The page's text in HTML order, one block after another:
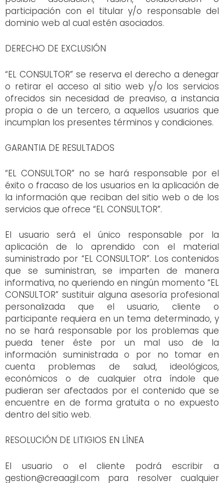
participación con el titular y/o responsable del
dominio web al cual estén asociados.
DERECHO DE EXCLUSIÓN
“EL CONSULTOR” se reserva el derecho a denegar
o retirar el acceso al sitio web y/o los servicios
ofrecidos sin necesidad de preaviso, a instancia
propia o de un tercero, a aquellos usuarios que
incumplan los presentes términos y condiciones.
GARANTIA DE RESULTADOS
“EL CONSULTOR” no se hará responsable por el
éxito o fracaso de los usuarios en la aplicación de
la información que reciban del sitio web o de los
servicios que ofrece “EL CONSULTOR”.
El usuario será el único responsable por la
aplicación de lo aprendido con el material
suministrado por “EL CONSULTOR”. Los contenidos
que se suministran, se imparten de manera
informativa, no queriendo en ningún momento “EL
CONSULTOR” sustituir alguna asesoría profesional
personalizada que el usuario, cliente o
participante requiera en un tema determinado, y
no se hará responsable por los problemas que
pueda tener éste por un mal uso de la
información suministrada o por no tomar en
cuenta problemas de salud, ideológicos,
económicos o de cualquier otra índole que
pudieran ser afectados por el contenido que se
encuentre en de forma gratuita o no expuesto
dentro del sitio web.
RESOLUCIÓN DE LITIGIOS EN LÍNEA
El usuario o el cliente podrá escribir a
gestion@creaagil.com para resolver cualquier